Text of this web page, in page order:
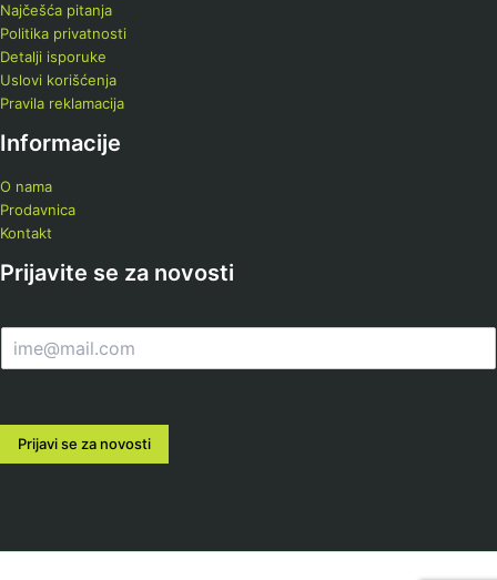
Najčešća pitanja
Politika privatnosti
Detalji isporuke
Uslovi korišćenja
Pravila reklamacija
Informacije
O nama
Prodavnica
Kontakt
Prijavite se za novosti
m
l
Prijavi se za novosti